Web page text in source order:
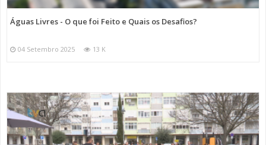
Águas Livres - O que foi Feito e Quais os Desafios?
04 Setembro 2025 13 K